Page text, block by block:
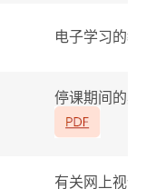
电子学习的
停课期间的
有关网上视